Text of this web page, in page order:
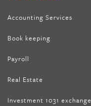
Accounting Services
Book keeping
Payroll
Real Estate
Investment 1031 exchange